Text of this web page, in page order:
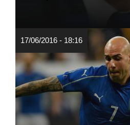
17/06/2016 - 18:16